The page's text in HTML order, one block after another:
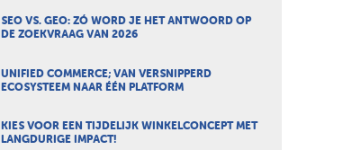
SEO VS. GEO: ZÓ WORD JE HET ANTWOORD OP
DE ZOEKVRAAG VAN 2026
UNIFIED COMMERCE; VAN VERSNIPPERD
ECOSYSTEEM NAAR ÉÉN PLATFORM
KIES VOOR EEN TIJDELIJK WINKELCONCEPT MET
LANGDURIGE IMPACT!